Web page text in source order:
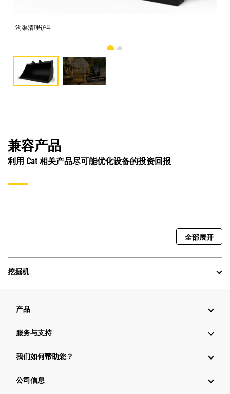
沟渠清理铲斗
兼容产品
利用 Cat 相关产品尽可能优化设备的投资回报
全部展开
挖掘机
产品
服务与支持
我们如何帮助您？
公司信息